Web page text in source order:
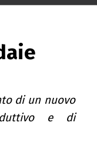
di un nuovo
e di